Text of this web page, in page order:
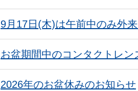
9月17日(木)は午前中のみ外
お盆期間中のコンタクトレン
2026年のお盆休みのお知らせ